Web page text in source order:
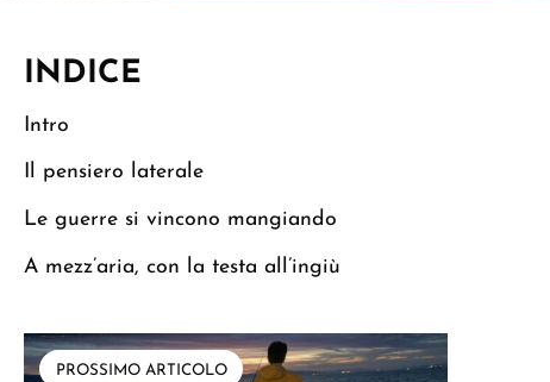
INDICE
Intro
Il pensiero laterale
Le guerre si vincono mangiando
A mezz’aria, con la testa all’ingiù
PROSSIMO ARTICOLO